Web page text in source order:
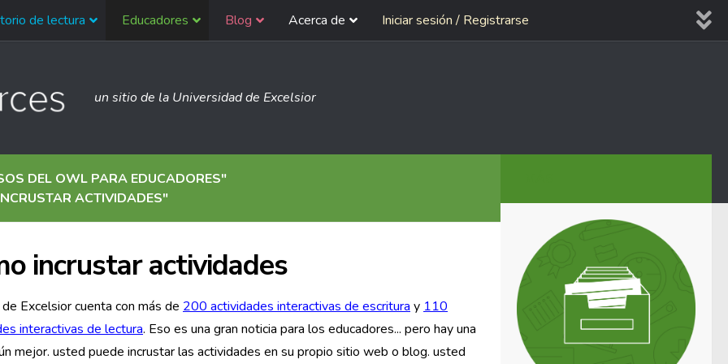
de lectura Educadores Blog Acerca de Iniciar sesión / Registrarse
un sitio de la Universidad de Excelsior
DEL OWL PARA EDUCADORES"
ACTIVIDADES"
incrustar actividades
Excelsior cuenta con más de 200 actividades interactivas de escritura y 110
interactivas de lectura. Eso es una gran noticia para los educadores... pero hay una
mejor. usted puede incrustar las actividades en su propio sitio web o blog. usted